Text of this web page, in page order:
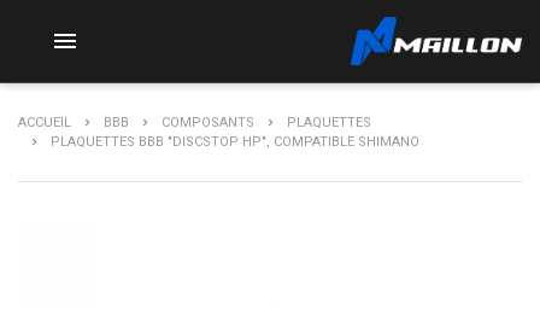

ACCUEIL BBB COMPOSANTS
PLAQUETTES
PLAQUETTES BBB "DISCSTOP HP", COMPATIBLE SHIMANO